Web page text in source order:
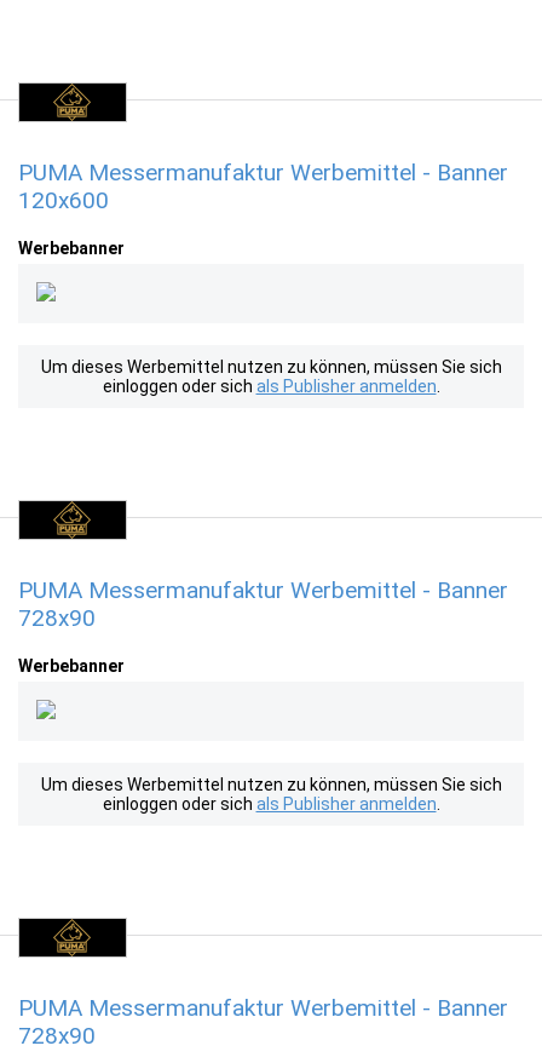
PUMA Messermanufaktur Werbemittel - Banner
120x600
Werbebanner
Um dieses Werbemittel nutzen zu können, müssen Sie sich
einloggen oder sich als Publisher anmelden
PUMA Messermanufaktur Werbemittel - Banner
728x90
Werbebanner
Um dieses Werbemittel nutzen zu können, müssen Sie sich
einloggen oder sich als Publisher anmelden
PUMA Messermanufaktur Werbemittel - Banner
728x90